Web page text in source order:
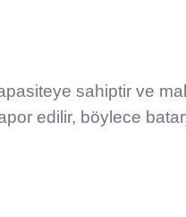
sahiptir ve
edilir, böylece